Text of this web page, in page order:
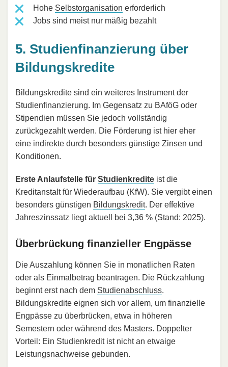
Hohe Selbstorganisation erforderlich
Jobs sind meist nur mäßig bezahlt
5. Studienfinanzierung über
Bildungskredite
Bildungskredite sind ein weiteres Instrument der
Studienfinanzierung. Im Gegensatz zu BAföG oder
Stipendien müssen Sie jedoch vollständig
zurückgezahlt werden. Die Förderung ist hier eher
eine indirekte durch besonders günstige Zinsen und
Konditionen.
Erste Anlaufstelle für Studienkredite ist die
Kreditanstalt für Wiederaufbau (KfW). Sie vergibt einen
besonders günstigen Bildungskredit. Der effektive
Jahreszinssatz liegt aktuell bei 3,36 % (Stand: 2025).
Überbrückung finanzieller Engpässe
Die Auszahlung können Sie in monatlichen Raten
oder als Einmalbetrag beantragen. Die Rückzahlung
beginnt erst nach dem Studienabschluss.
Bildungskredite eignen sich vor allem, um finanzielle
Engpässe zu überbrücken, etwa in höheren
Semestern oder während des Masters. Doppelter
Vorteil: Ein Studienkredit ist nicht an etwaige
Leistungsnachweise gebunden.